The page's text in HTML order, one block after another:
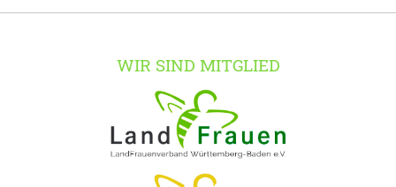
WIR SIND MITGLIED